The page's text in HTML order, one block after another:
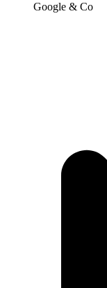
Google & Co